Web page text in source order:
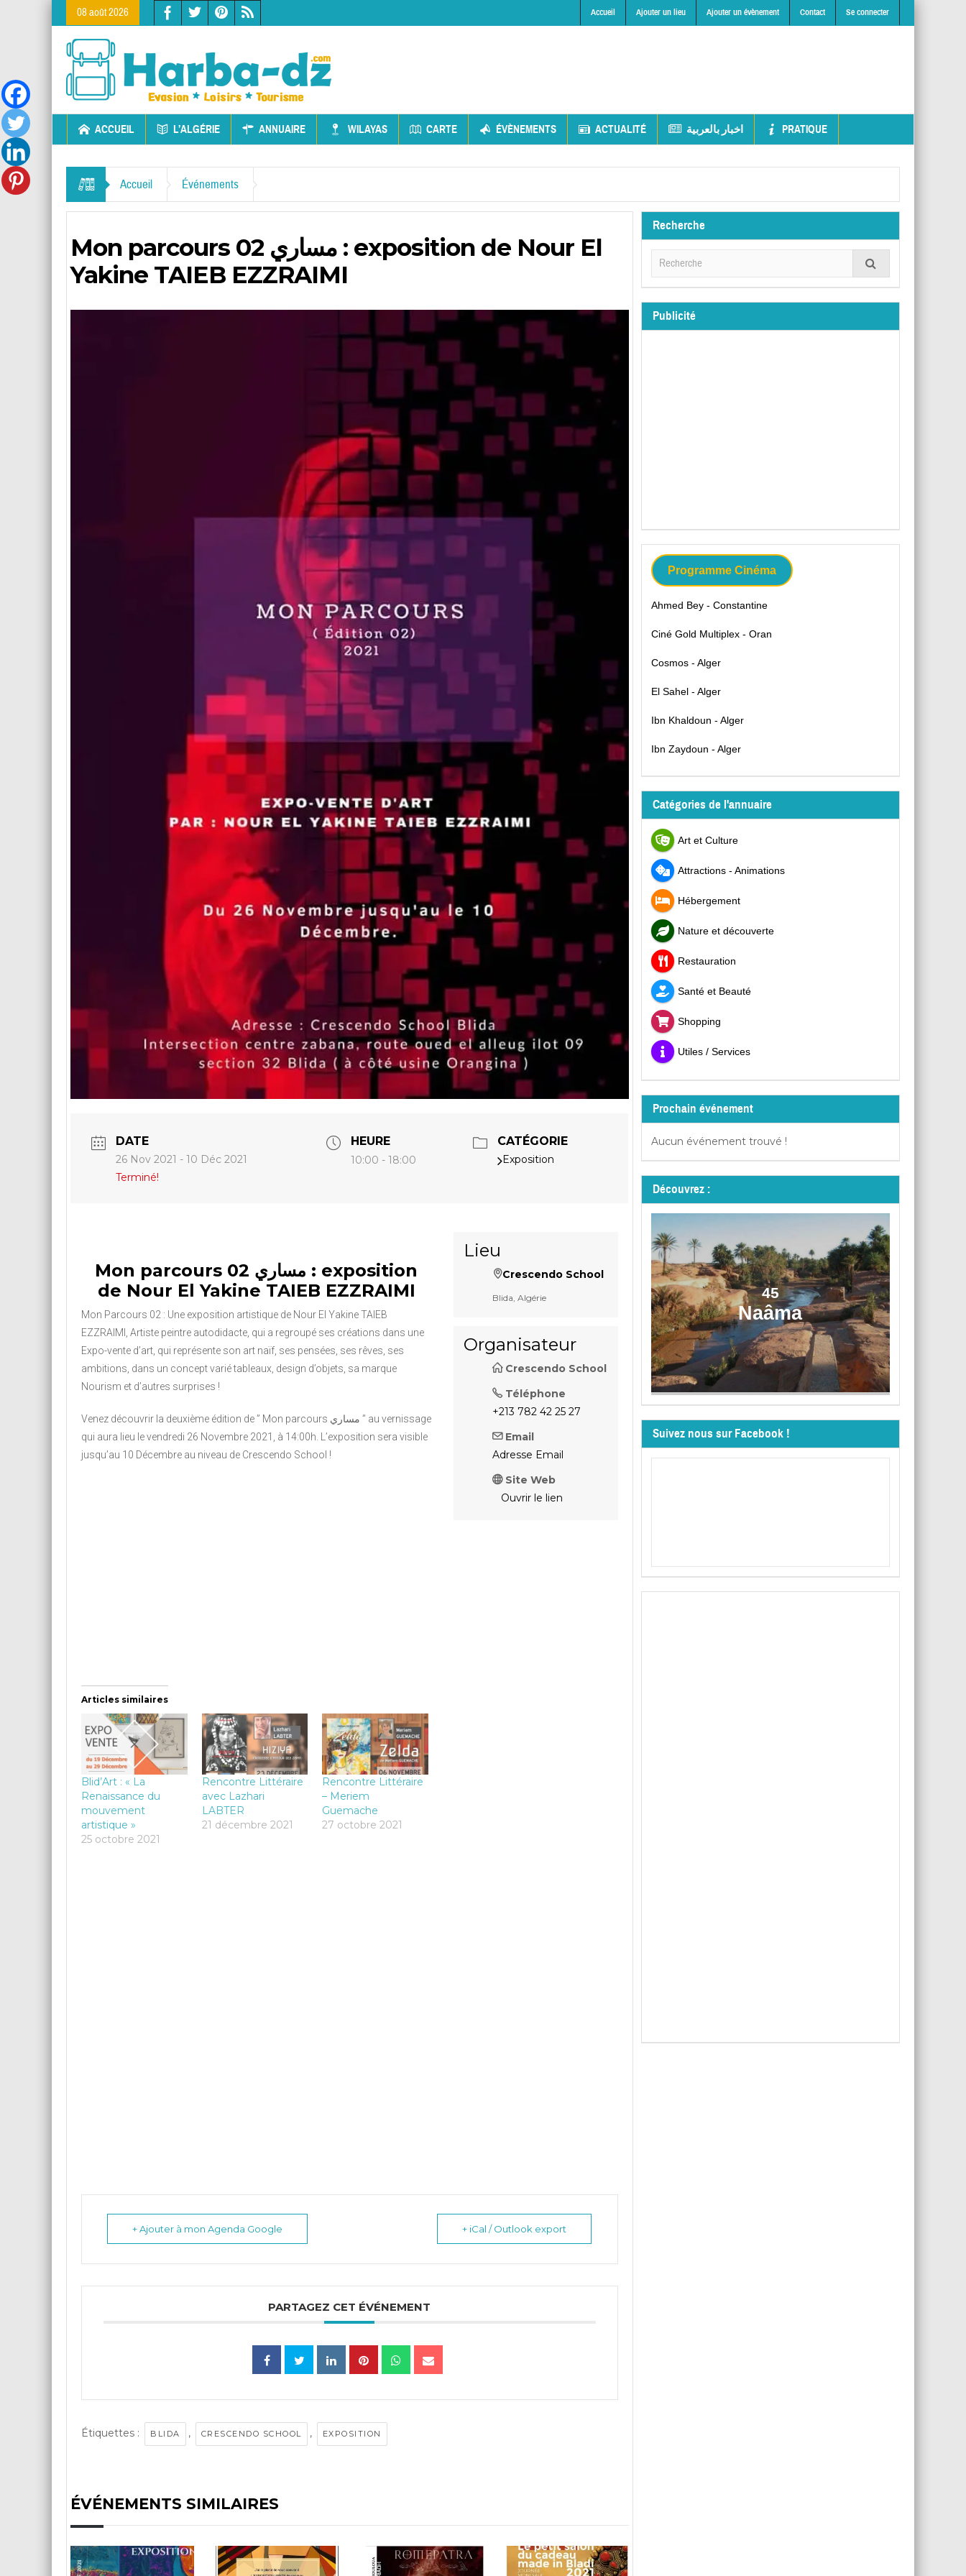
08 août 2026 Accueil Ajouter un lieu Ajouter un évènement Contact Se connecter
ACCUEIL L’ALGÉRIE ANNUAIRE WILAYAS CARTE ÉVÈNEMENTS ACTUALITÉ اخبار بالعربية PRATIQUE
Accueil Événements
Mon parcours 02 مساري : exposition de Nour El
Yakine TAIEB EZZRAIMI
DATE
26 Nov 2021 - 10 Déc 2021
Terminé!
HEURE
10:00 - 18:00
CATÉGORIE
Exposition
Mon parcours 02 مساري : exposition
de Nour El Yakine TAIEB EZZRAIMI
Mon Parcours 02 : Une exposition artistique de Nour El Yakine TAIEB
EZZRAIMI, Artiste peintre autodidacte, qui a regroupé ses créations dans une
Expo-vente d’art, qui représente son art naïf, ses pensées, ses rêves, ses
ambitions, dans un concept varié tableaux, design d’objets, sa marque
Nourism et d’autres surprises !
Venez découvrir la deuxième édition de ” Mon parcours مساري ” au vernissage
qui aura lieu le vendredi 26 Novembre 2021, à 14:00h. L’exposition sera visible
jusqu’au 10 Décembre au niveau de Crescendo School !
Articles similaires
Blid’Art : « La
Renaissance du
mouvement
artistique »
25 octobre 2021
Rencontre Littéraire
avec Lazhari
LABTER
21 décembre 2021
Rencontre Littéraire
– Meriem
Guemache
27 octobre 2021
Lieu
Crescendo School
Blida, Algérie
Organisateur
Crescendo School
Téléphone
+213 782 42 25 27
Email
Adresse Email
Site Web
Ouvrir le lien
+ Ajouter à mon Agenda Google + iCal / Outlook export
PARTAGEZ CET ÉVÉNEMENT
Étiquettes : BLIDA , CRESCENDO SCHOOL , EXPOSITION
ÉVÉNEMENTS SIMILAIRES
Recherche
Publicité
Programme Cinéma
Ahmed Bey - Constantine
Ciné Gold Multiplex - Oran
Cosmos - Alger
El Sahel - Alger
Ibn Khaldoun - Alger
Ibn Zaydoun - Alger
Catégories de l'annuaire
Art et Culture
Attractions - Animations
Hébergement
Nature et découverte
Restauration
Santé et Beauté
Shopping
Utiles / Services
Prochain événement
Aucun événement trouvé !
Découvrez :
45
Naâma
Suivez nous sur Facebook !